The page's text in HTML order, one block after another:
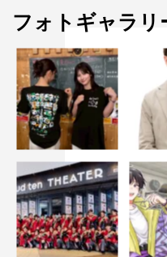
フォトギャラリ